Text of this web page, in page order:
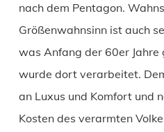
nach dem Pentagon.
Größenwahnsinn ist auch
was Anfang der 60er Jahre
wurde dort verarbeitet.
an Luxus und Komfort und
Kosten des verarmten